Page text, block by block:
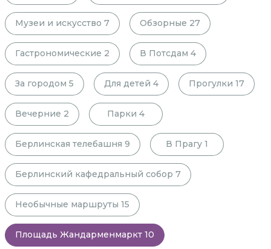
Музеи и искусство 7 Обзорные 27
Гастрономические 2 В Потсдам 4
За городом 5 Для детей 4 Прогулки 17
Вечерние 2 Парки 4
Берлинская телебашня 9 В Прагу 1
Берлинский кафедральный собор 7
Необычные маршруты 15
Площадь Жандарменмаркт 10